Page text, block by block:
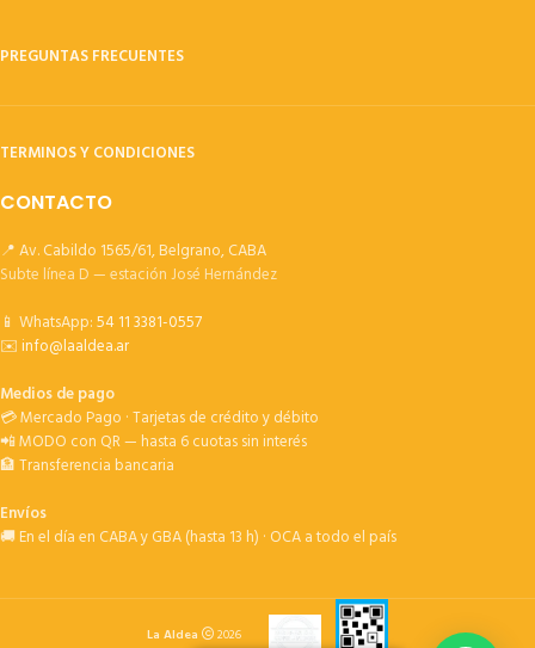
PREGUNTAS FRECUENTES
TERMINOS Y CONDICIONES
CONTACTO
📍 Av. Cabildo 1565/61, Belgrano, CABA
Subte línea D — estación José Hernández
📱 WhatsApp:54 11 3381-0557
✉️info@laaldea.ar
Medios de pago
💳 Mercado Pago · Tarjetas de crédito y débito
📲 MODO con QR — hasta 6 cuotas sin interés
🏦 Transferencia bancaria
Envíos
🚚 En el día en CABA y GBA (hasta 13 h) · OCA a todo el país
La Aldea 2026